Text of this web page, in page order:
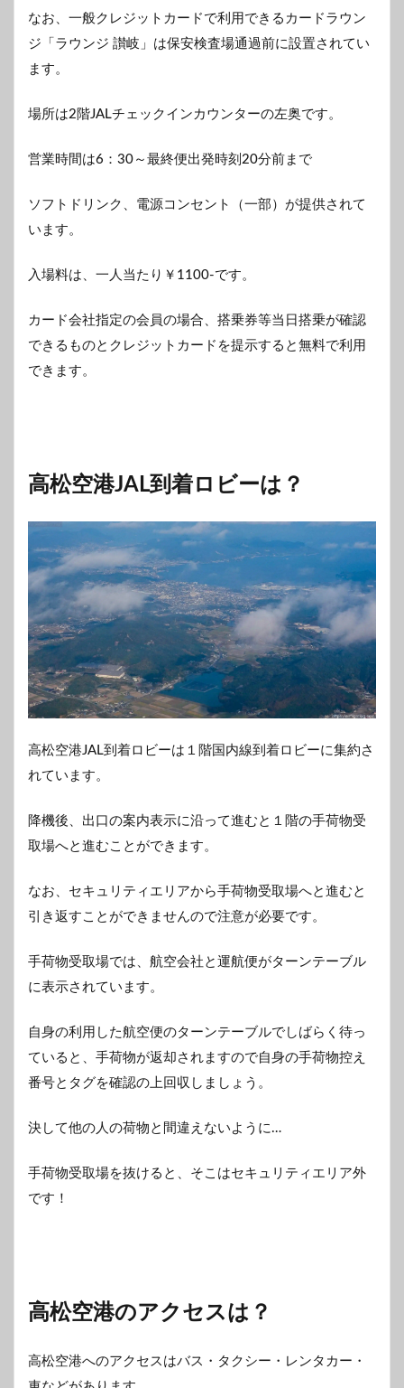
なお、一般クレジットカードで利用できるカードラウン
ジ「ラウンジ 讃岐」は保安検査場通過前に設置されてい
ます。
場所は2階JALチェックインカウンターの左奥です。
営業時間は6：30～最終便出発時刻20分前まで
ソフトドリンク、電源コンセント（一部）が提供されて
います。
入場料は、一人当たり￥1100-です。
カード会社指定の会員の場合、搭乗券等当日搭乗が確認
できるものとクレジットカードを提示すると無料で利用
できます。
高松空港JAL到着ロビーは？
高松空港JAL到着ロビーは１階国内線到着ロビーに集約さ
れています。
降機後、出口の案内表示に沿って進むと１階の手荷物受
取場へと進むことができます。
なお、セキュリティエリアから手荷物受取場へと進むと
引き返すことができませんので注意が必要です。
手荷物受取場では、航空会社と運航便がターンテーブル
に表示されています。
自身の利用した航空便のターンテーブルでしばらく待っ
ていると、手荷物が返却されますので自身の手荷物控え
番号とタグを確認の上回収しましょう。
決して他の人の荷物と間違えないように…
手荷物受取場を抜けると、そこはセキュリティエリア外
です！
高松空港のアクセスは？
高松空港へのアクセスはバス・タクシー・レンタカー・